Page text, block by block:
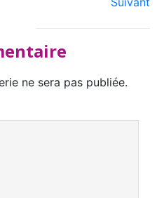
ne sera pas publiée.